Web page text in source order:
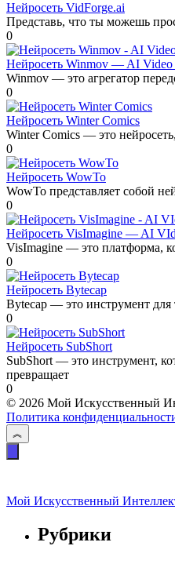
Нейросеть VidForge.ai
Представь, что ты можешь
0
Нейросеть Winmov — AI Video
Winmov — это агрегатор
0
Нейросеть Winter Comics
Winter Comics — это
0
Нейросеть WowTo
WowTo представляет собой
0
Нейросеть VisImagine — AI
VisImagine — это платформа,
0
Нейросеть Bytecap
Bytecap — это инструмент для
0
Нейросеть SubShort
SubShort — это инструмент,
превращает
0
© 2026 Мой Искусственный
Политика
Мой Искусственный
Рубрики